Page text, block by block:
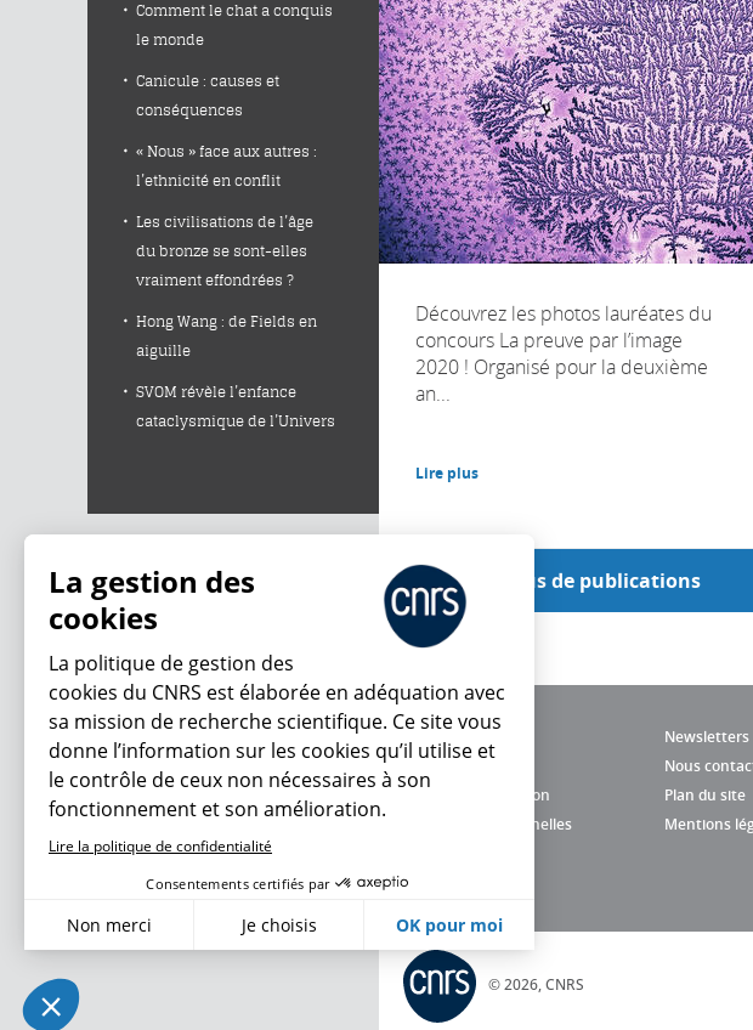
Découvrez les photos lauréates du
concours La preuve par l’image
2020 ! Organisé pour la deuxième
an...
Lire plus
Voir plus de publications
Newsletters
Nous
Charte d'utilisation
Plan du site
Données personnelles
Mentions
© 2026, CNRS
Comment le chat a conquis
le monde
Canicule : causes et
conséquences
« Nous » face aux autres :
l’ethnicité en conflit
Les civilisations de l’âge
du bronze se sont-elles
vraiment effondrées ?
Hong Wang : de Fields en
aiguille
SVOM révèle l’enfance
cataclysmique de l’Univers
La gestion des
cookies
La politique de gestion des
cookies du CNRS est élaborée en adéquation avec
sa mission de recherche scientifique. Ce site vous
donne l’information sur les cookies qu’il utilise et
le contrôle de ceux non nécessaires à son
fonctionnement et son amélioration.
Lire la politique de confidentialité
Consentements certifiés par
Non merci Je choisis OK pour moi
Plateforme de Gestion du Consentement : Personnalisez vos Options
Notre plateforme vous permet d'adapter et de gérer vos paramètres de